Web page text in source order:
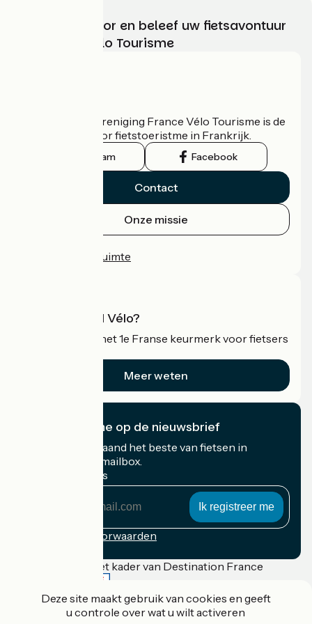
Kies, bereid voor en beleef uw fietsavontuur
met France Vélo Tourisme
De nationale vereniging France Vélo Tourisme is de
officiële gids voor fietstoeristme in Frankrijk.
Instagram Facebook
Contact
Onze missie
Professionele ruimte
Wat is Accueil Vélo?
Accueil Vélo is het 1e Franse keurmerk voor fietsers
Meer weten
Ik abonneer me op de nieuwsbrief
Ontvang elke maand het beste van fietsen in
Frankrijk in uw mailbox.
Mijn e-mailadres
Inschrijvingsvoorwaarden
Gefinancierd in het kader van Destination France
Deze site maakt gebruik van cookies en geeft
u controle over wat u wilt activeren